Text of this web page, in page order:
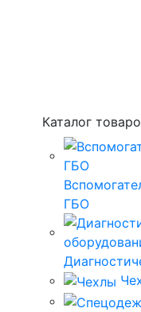
Каталог
ГБО